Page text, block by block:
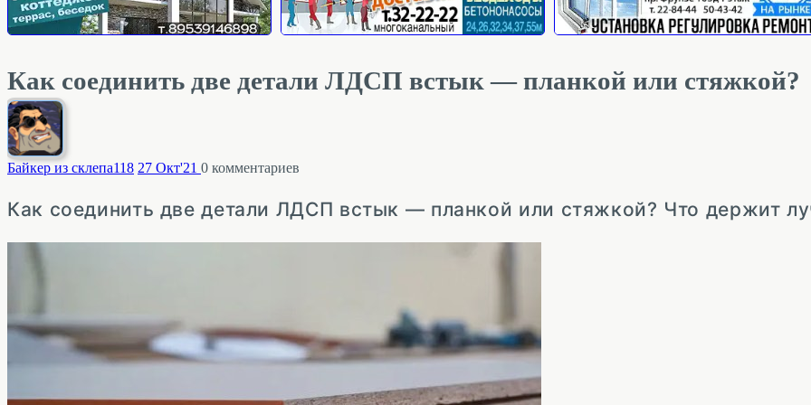
Как соединить две детали ЛДСП встык — планкой или стяжкой?
Байкер из склепа118 27 Окт'21 0 комментариев
Как соединить две детали ЛДСП встык — планкой или стяжкой? Что держит